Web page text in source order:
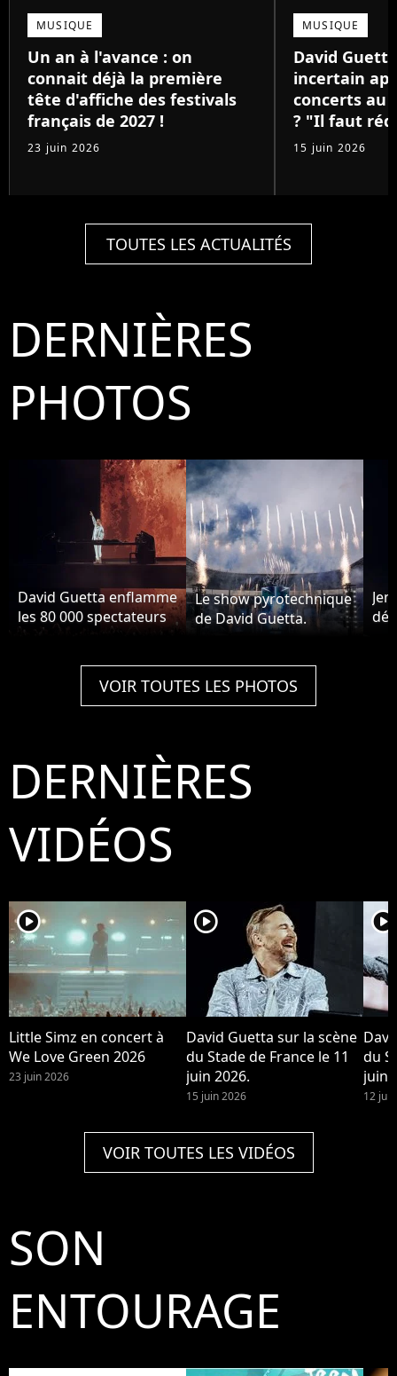
MUSIQUE
Un an à l'avance : on
connait déjà la première
tête d'affiche des festivals
français de 2027 !
23 juin 2026
MUSIQUE
David
incertain
concerts au
? "Il faut
15 juin 2026
TOUTES LES ACTUALITÉS
DERNIÈRES
PHOTOS
David Guetta enflamme
les 80 000 spectateurs
parisiens avec ses
Le show pyrotechnique
de David Guetta.
VOIR TOUTES LES PHOTOS
DERNIÈRES
VIDÉOS
player2
Little Simz en concert à
We Love Green 2026
23 juin 2026
player2
David Guetta sur la scène
du Stade de France le 11
juin 2026.
15 juin 2026
player2
du
juin
12
VOIR TOUTES LES VIDÉOS
SON
ENTOURAGE